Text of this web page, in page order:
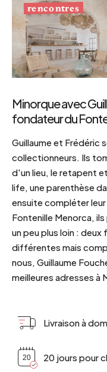
rencontres
Minorque avec
fondateur du
Guillaume et Frédéric
collectionneurs. Ils
d'un lieu, le retapent
life, une parenthèse
ensuite compléter
Fontenille Menorca,
un peu plus loin : deux
différentes mais
nous, Guillaume
meilleures adresses à
Livraison à
20 jours pour